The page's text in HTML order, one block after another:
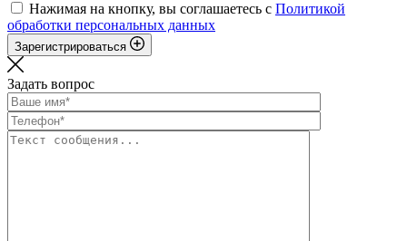
Нажимая на кнопку, вы соглашаетесь с Политикой
обработки персональных данных
Зарегистрироваться
Задать вопрос